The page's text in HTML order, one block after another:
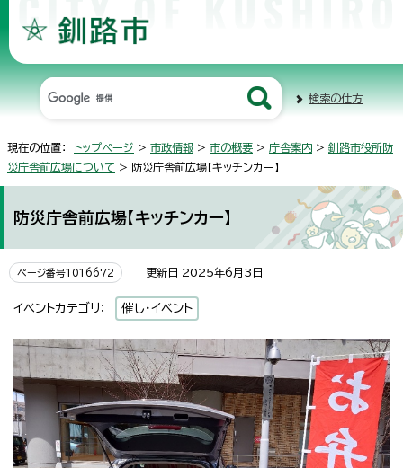
検索の仕方
現在の位置： トップページ > 市政情報 > 市の概要 > 庁舎案内 > 釧路市役所防
災庁舎前広場について > 防災庁舎前広場【キッチンカー】
防災庁舎前広場【キッチンカー】
ページ番号1016672 更新日 2025年6月3日
イベントカテゴリ： 催し・イベント